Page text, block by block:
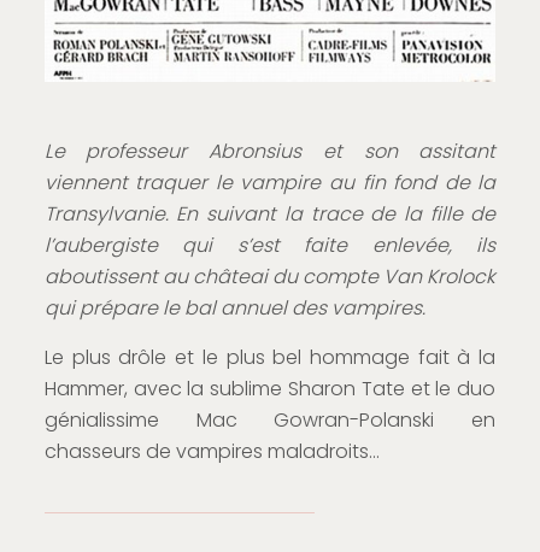
Le professeur Abronsius et son assitant
viennent traquer le vampire au fin fond de la
Transylvanie. En suivant la trace de la fille de
l’aubergiste qui s’est faite enlevée, ils
aboutissent au châteai du compte Van Krolock
qui prépare le bal annuel des vampires.
Le plus drôle et le plus bel hommage fait à la
Hammer, avec la sublime Sharon Tate et le duo
génialissime Mac Gowran-Polanski en
chasseurs de vampires maladroits…